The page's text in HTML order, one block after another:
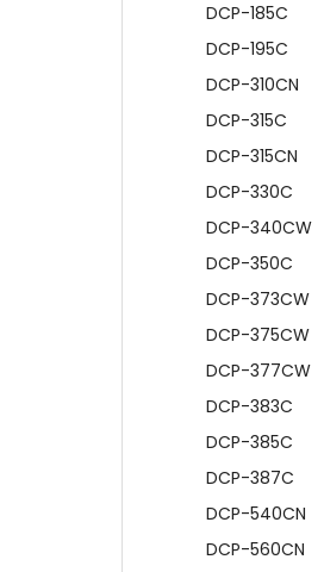
DCP-185C
DCP-195C
DCP-310CN
DCP-315C
DCP-315CN
DCP-330C
DCP-340CW
DCP-350C
DCP-373CW
DCP-375CW
DCP-377CW
DCP-383C
DCP-385C
DCP-387C
DCP-540CN
DCP-560CN